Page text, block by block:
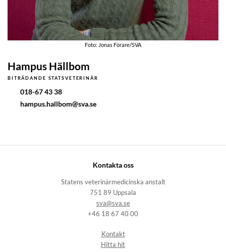
Foto: Jonas Förare/SVA
Hampus Hällbom
BITRÄDANDE STATSVETERINÄR
018-67 43 38
hampus.hallbom@sva.se
Kontakta oss
Statens veterinärmedicinska anstalt
751 89 Uppsala
sva@sva.se
+46 18 67 40 00
Kontakt
Hitta hit